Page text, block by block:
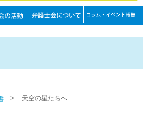
> 天空の星たちへ